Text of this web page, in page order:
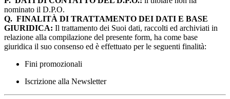
nominato il D.P.O.
Q. FINALITÀ DI TRATTAMENTO DEI DATI E BASE
GIURIDICA: Il trattamento dei Suoi dati, raccolti ed archiviati in
relazione alla compilazione del presente form, ha come base
giuridica il suo consenso ed è effettuato per le seguenti finalità:
Fini promozionali
Iscrizione alla Newsletter